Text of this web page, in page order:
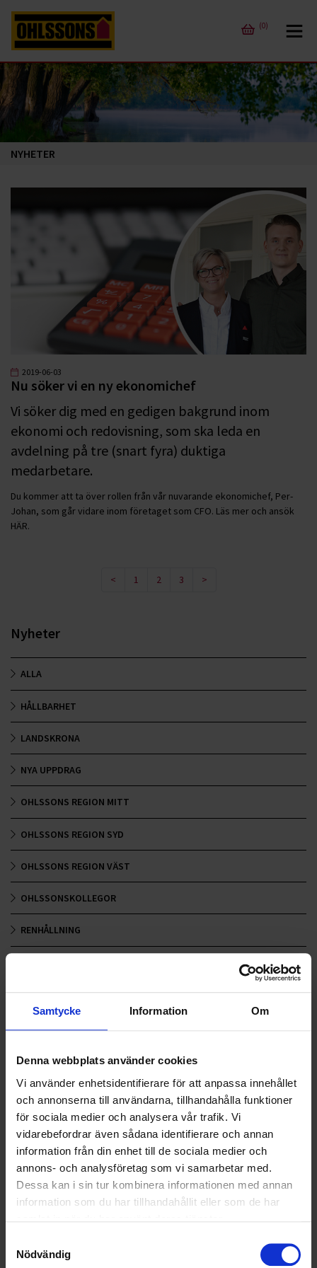
Samtycke Information Om
Denna webbplats använder cookies
Vi använder enhetsidentifierare för att anpassa innehållet
och annonserna till användarna, tillhandahålla funktioner
för sociala medier och analysera vår trafik. Vi
vidarebefordrar även sådana identifierare och annan
information från din enhet till de sociala medier och
annons- och analysföretag som vi samarbetar med.
Dessa kan i sin tur kombinera informationen med annan
information som du har tillhandahållit eller som de har
Nödvändig
(0)
NYHETER
2019-06-03
Nu söker vi en ny ekonomichef
Vi söker dig med en gedigen bakgrund inom
ekonomi och redovisning, som ska leda en
avdelning på tre (snart fyra) duktiga
medarbetare.
Du kommer att ta över rollen från vår nuvarande ekonomichef, Per-
Johan, som går vidare inom företaget som CFO. Läs mer och ansök
HÄR.
< 1 2 3 >
Nyheter
ALLA
HÅLLBARHET
LANDSKRONA
NYA UPPDRAG
OHLSSONS REGION MITT
OHLSSONS REGION SYD
OHLSSONS REGION VÄST
OHLSSONSKOLLEGOR
RENHÅLLNING
SOCIALT ANSVAR
KUNDTJÄNST